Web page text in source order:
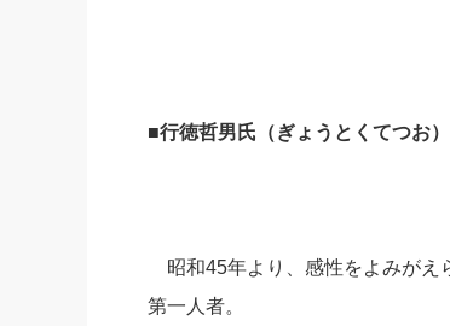
■行徳哲男氏（ぎょうとくてつお
昭和45年より、感性をよみがえ
第一人者。